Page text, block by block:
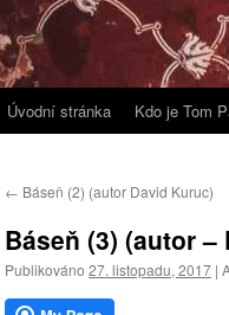
Přejít
obsahu
webu
Úvodní stránka Kdo je Tom
← Báseň (2) (autor David Kuruc)
Báseň (3) (autor –
Publikováno 27. listopadu, 2017 |